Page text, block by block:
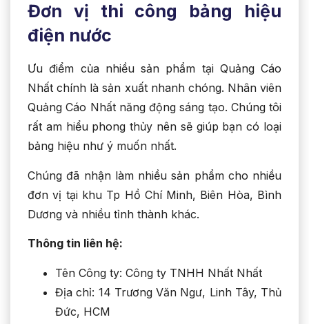
Đơn vị thi công bảng hiệu
điện nước
Ưu điểm của nhiều sản phẩm tại Quảng Cáo
Nhất chính là sản xuất nhanh chóng. Nhân viên
Quảng Cáo Nhất năng động sáng tạo. Chúng tôi
rất am hiểu phong thủy nên sẽ giúp bạn có loại
bảng hiệu như ý muốn nhất.
Chúng đã nhận làm nhiều sản phẩm cho nhiều
đơn vị tại khu Tp Hồ Chí Minh, Biên Hòa, Bình
Dương và nhiều tỉnh thành khác.
Thông tin liên hệ:
Tên Công ty: Công ty TNHH Nhất Nhất
Địa chỉ: 14 Trương Văn Ngư, Linh Tây, Thủ
Đức, HCM